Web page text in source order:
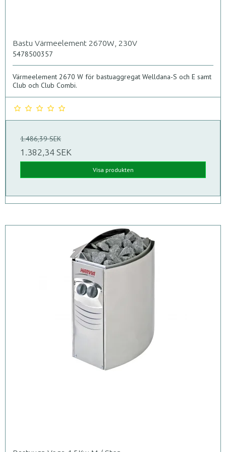
Bastu Värmeelement 2670W, 230V
5478500357
Värmeelement 2670 W för bastuaggregat Welldana-S och E samt
Club och Club Combi.
1.486,39 SEK
1.382,34 SEK
Visa produkten